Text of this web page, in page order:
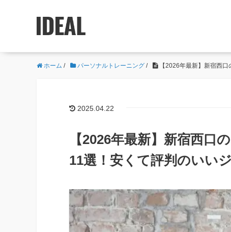
ホーム / パーソナルトレーニング / 【2026年最新】新宿西
2025.04.22
【2026年最新】新宿西口
11選！安くて評判のいい